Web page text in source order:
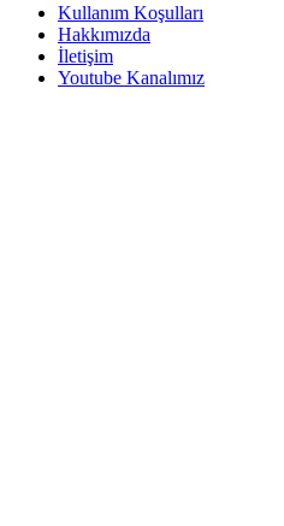
Kullanım Koşulları
Hakkımızda
İletişim
Youtube Kanalımız